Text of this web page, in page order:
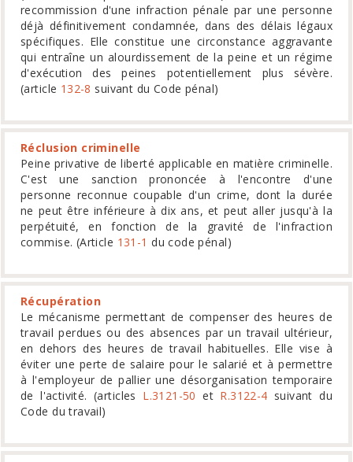
recommission d'une infraction pénale par une personne
déjà définitivement condamnée, dans des délais légaux
spécifiques. Elle constitue une circonstance aggravante
qui entraîne un alourdissement de la peine et un régime
d'exécution des peines potentiellement plus sévère.
(article 132-8 suivant du Code pénal)
Réclusion criminelle
Peine privative de liberté applicable en matière criminelle.
C'est une sanction prononcée à l'encontre d'une
personne reconnue coupable d'un crime, dont la durée
ne peut être inférieure à dix ans, et peut aller jusqu'à la
perpétuité, en fonction de la gravité de l'infraction
commise. (Article 131-1 du code pénal)
Récupération
Le mécanisme permettant de compenser des heures de
travail perdues ou des absences par un travail ultérieur,
en dehors des heures de travail habituelles. Elle vise à
éviter une perte de salaire pour le salarié et à permettre
à l'employeur de pallier une désorganisation temporaire
de l'activité. (articles L.3121-50 et R.3122-4 suivant du
Code du travail)